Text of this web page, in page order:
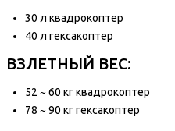
30 л квадрокоптер
40 л гексакоптер
ВЗЛЕТНЫЙ ВЕС:
52 ~ 60 кг квадрокоптер
78 ~ 90 кг гексакоптер